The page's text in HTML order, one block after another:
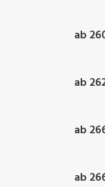
ab
ab
ab
ab